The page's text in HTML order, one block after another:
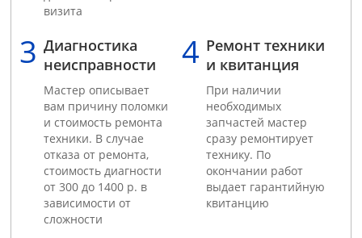
визита
Диагностика
неисправности
Мастер описывает
вам причину поломки
и стоимость ремонта
техники. В случае
отказа от ремонта,
стоимость диагности
от 300 до 1400 р. в
зависимости от
сложности
Ремонт техники
и квитанция
При наличии
необходимых
запчастей мастер
сразу ремонтирует
технику. По
окончании работ
выдает гарантийную
квитанцию